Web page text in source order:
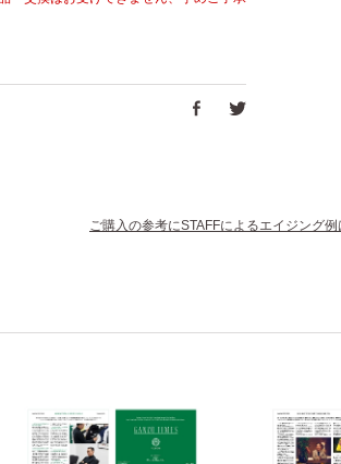
ご購入の参考にSTAFFによるエイジング例